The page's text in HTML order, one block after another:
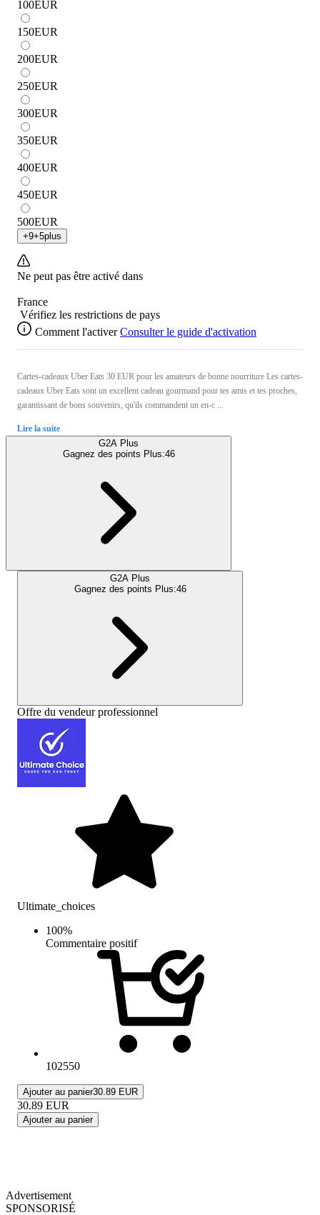
100EUR
150EUR
200EUR
250EUR
300EUR
350EUR
400EUR
450EUR
500EUR
+9+5plus
Ne peut pas être activé dans
France
Vérifiez les restrictions de pays
Comment l'activer Consulter le guide d'activation
Cartes-cadeaux Uber Eats 30 EUR pour les amateurs de bonne nourriture Les cartes-
cadeaux Uber Eats sont un excellent cadeau gourmand pour tes amis et tes proches,
garantissant de bons souvenirs, qu'ils commandent un en-c ...
Lire la suite
G2A Plus
Gagnez des points Plus:46
G2A Plus
Gagnez des points Plus:46
Offre du vendeur professionnel
Ultimate_choices
100%
Commentaire positif
102550
Ajouter au panier30.89 EUR
30.89 EUR
Ajouter au panier
Advertisement
SPONSORISÉ